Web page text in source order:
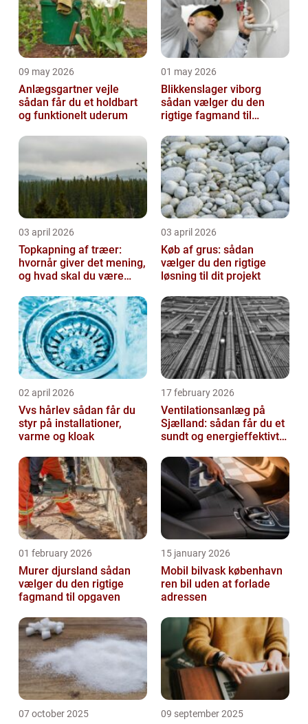
09 may 2026
Anlægsgartner vejle
sådan får du et holdbart
og funktionelt uderum
01 may 2026
Blikkenslager viborg
sådan vælger du den
rigtige fagmand til
03 april 2026
Topkapning af træer:
hvornår giver det mening,
og hvad skal du være
03 april 2026
Køb af grus: sådan
vælger du den rigtige
løsning til dit projekt
02 april 2026
Vvs hårlev sådan får du
styr på installationer,
varme og kloak
17 february 2026
Ventilationsanlæg på
Sjælland: sådan får du et
sundt og energieffektivt
01 february 2026
Murer djursland sådan
vælger du den rigtige
fagmand til opgaven
15 january 2026
Mobil bilvask københavn
ren bil uden at forlade
adressen
07 october 2025 09 september 2025